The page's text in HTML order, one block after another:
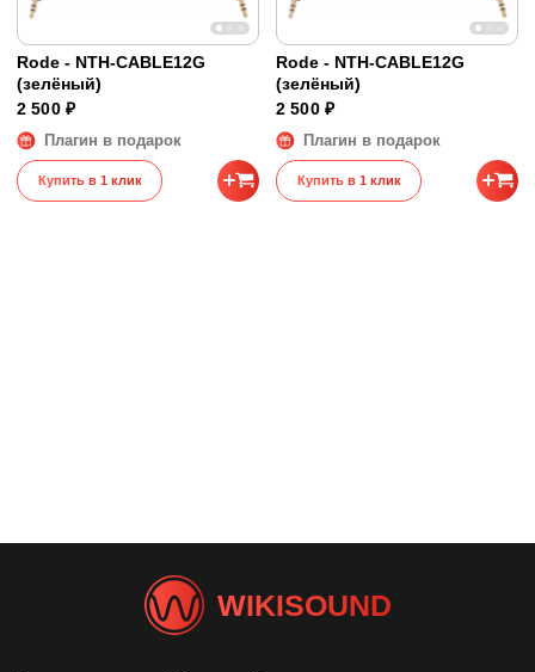
Rode - NTH-CABLE12G
(зелёный)
2 500 ₽
Плагин в подарок
Купить в 1 клик
Rode - NTH-CABLE12G
(зелёный)
2 500 ₽
Плагин в подарок
Купить в 1 клик
WIKISOUND